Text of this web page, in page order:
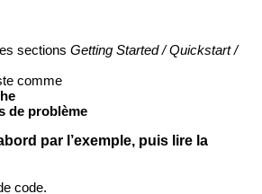
sections Getting Started / Quickstart /
comme
de problème
par l’exemple, puis lire la
code.